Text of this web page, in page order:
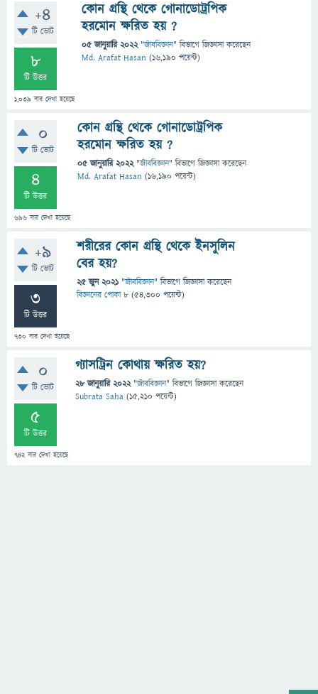
+4
টি ভোট
8
টি উত্তর
1,039 বার দেখা হয়েছে
কোন গ্রন্থি থেকে গোনাডোট্রপিক
হরমোন ক্ষরিত হয় ?
05 জানুয়ারি 2022 "জীববিজ্ঞান" বিভাগে জিজ্ঞাসাকরেছেন
Md. Arafat Hasan (16,190 পয়েন্ট)
0
টি ভোট
4
টি উত্তর
696 বার দেখা হয়েছে
কোন গ্রন্থি থেকে গোনাডোট্রপিক
হরমোন ক্ষরিত হয় ?
05 জানুয়ারি 2022 "জীববিজ্ঞান" বিভাগে জিজ্ঞাসাকরেছেন
Md. Arafat Hasan (16,190 পয়েন্ট)
+9
টি ভোট
3
টি উত্তর
730 বার দেখা হয়েছে
শরীরের কোন গ্রন্থি থেকে ইনসুলিন
বের হয়?
25 জুন 2021 "জীববিজ্ঞান" বিভাগে জিজ্ঞাসাকরেছেন
বিজ্ঞানের পোকা ৮ (54,300 পয়েন্ট)
0
টি ভোট
5
টি উত্তর
742বার দেখা হয়েছে
গ্যাসট্রিন কোথায় ক্ষরিত হয়?
28 জানুয়ারি 2022 "জীববিজ্ঞান" বিভাগে জিজ্ঞাসাকরেছেন
Subrata Saha (15,210 পয়েন্ট)